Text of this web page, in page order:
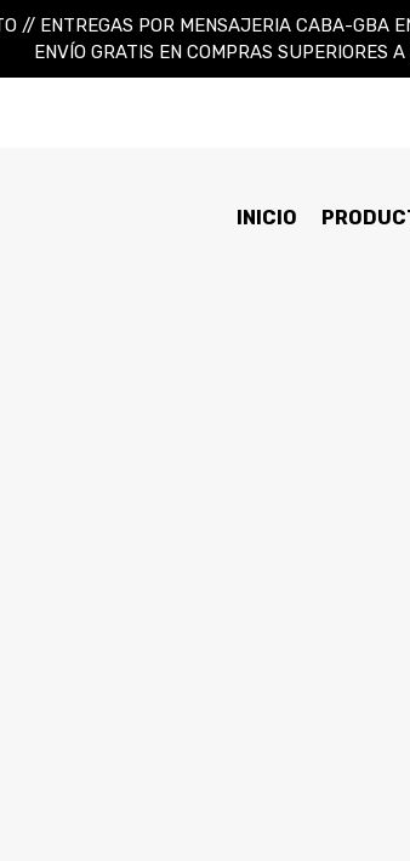
// ENTREGAS POR MENSAJERIA CABA-GBA
ENVÍO GRATIS EN COMPRAS SUPERIORES
INICIO